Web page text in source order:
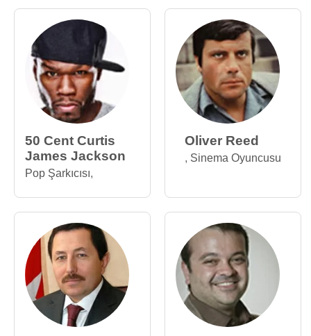
50 Cent Curtis
James Jackson
Pop Şarkıcısı,
Oliver Reed
, Sinema Oyuncusu